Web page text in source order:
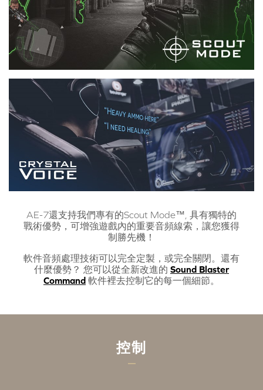
AE-7還支持我們專有的Scout Mode™, 具有獨特的
戰術優勢，可增強遊戲內的重要音頻線索，讓您獲得
制勝先機！
軟件音頻處理技術可以完全定製，或完全關閉。還有
什麼優勢？ 您可以從全新改進的 Sound Blaster
Command 軟件裡去控制它的每一個細節。
控制